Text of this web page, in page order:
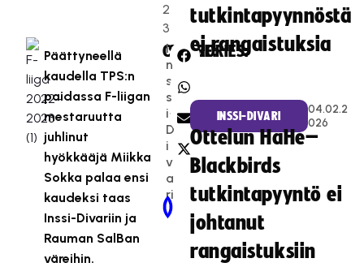
2
3
Päättyneellä
kaudella TPS:n
paidassa F-liigan
mestaruutta
juhlinut
hyökkääjä Miikka
Sokka palaa ensi
kaudeksi taas
Inssi-Divariin ja
Rauman SalBan
väreihin.
CATEGORIES:
I
n
s
s
i-
D
i
v
a
ri
SHARE:
Newer Post
tutkintapyynnöstä
ei rangaistuksia
INSSI-DIVARI
04.02.2
026
Ottelun HaHe–
Blackbirds
tutkintapyyntö ei
johtanut
rangaistuksiin